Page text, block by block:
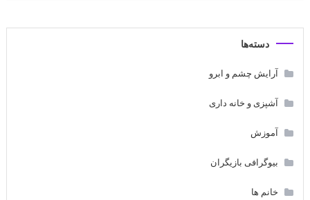
دسته‌ها
آرایش چشم و ابرو
آشپزی و خانه داری
آموزش
بیوگرافی بازیگران
خانم ها